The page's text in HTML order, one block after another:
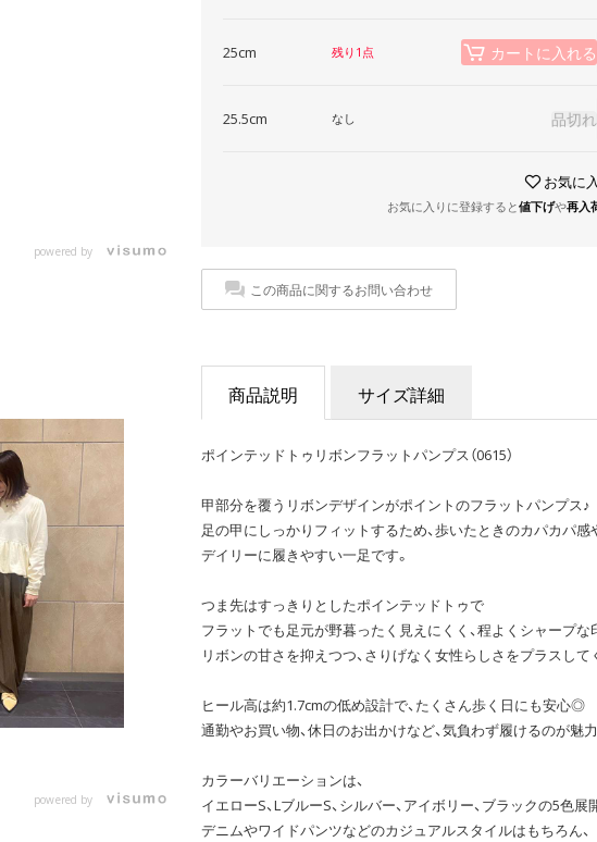
powered by
powered by
25cm 残り1点 カートに入れる
25.5cm なし 品切れ
お気に
お気に入りに登録すると値下げや再入
この商品に関するお問い合わせ
商品説明 サイズ詳細
ポインテッドトゥリボンフラットパンプス（0615）
甲部分を覆うリボンデザインがポイントのフラットパンプス♪
足の甲にしっかりフィットするため、歩いたときのカパカパ感
デイリーに履きやすい一足です。
つま先はすっきりとしたポインテッドトゥで
フラットでも足元が野暮ったく見えにくく、程よくシャープな
リボンの甘さを抑えつつ、さりげなく女性らしさをプラスして
ヒール高は約1.7cmの低め設計で、たくさん歩く日にも安心◎
通勤やお買い物、休日のお出かけなど、気負わず履けるのが魅力
カラーバリエーションは、
イエローS、LブルーS、シルバー、アイボリー、ブラックの5色展
デニムやワイドパンツなどのカジュアルスタイルはもちろん、